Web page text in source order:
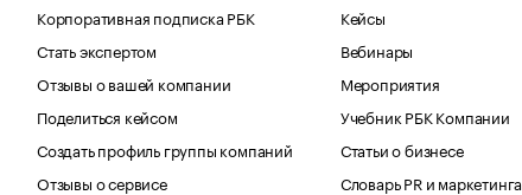
Корпоративная подписка РБК
Стать экспертом
Отзывы о вашей компании
Поделиться кейсом
Создать профиль группы компаний
Отзывы о сервисе
Кейсы
Вебинары
Мероприятия
Учебник РБК Компании
Статьи о бизнесе
Словарь PR и маркетинга